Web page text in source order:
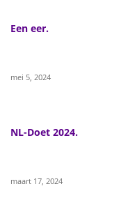
Een eer.
mei 5, 2024
NL-Doet 2024.
maart 17, 2024